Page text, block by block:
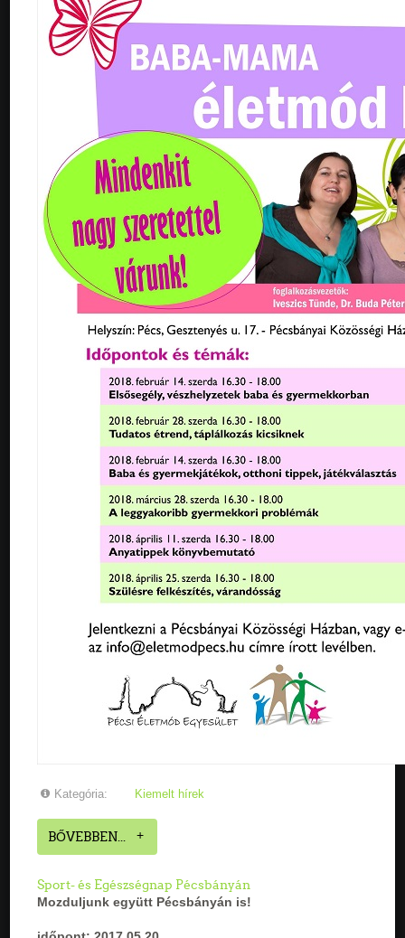
Kategória: Kiemelt hírek
BŐVEBBEN...
Sport- és Egészségnap Pécsbányán
Mozduljunk együtt Pécsbányán is!